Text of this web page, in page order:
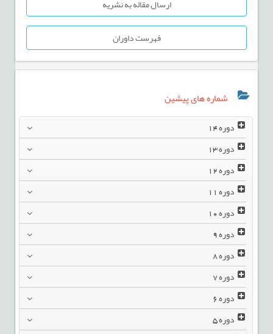
ارسال مقاله به نشریه
فهرست داوران
شماره های پیشین
دوره14
دوره13
دوره12
دوره11
دوره10
دوره9
دوره8
دوره7
دوره6
دوره5